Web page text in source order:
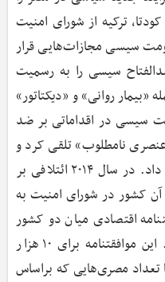
ترکیه از شورای امنیت
سیسی مجازات‌هایی قرار
سیسی را به رسمیت
«بیمار روانی» و «دیکتاتور»
سیسی در اقداماتی بر ضد
نامطلوب» تلقی کرد و
روابط خود را تا سطح کاردار کاهش داد. در سال ۲۰۱۴ ائتلافی بر
کشور در شورای امنیت به
و در آوریل ۲۰۱۵ موافقتنامه اقتصادی میان دو کشور
معروف به «رورو» را ملغی ساخت. این موافقتنامه برای ۱۰ هزار
تعداد مصری‌هایی که براساس